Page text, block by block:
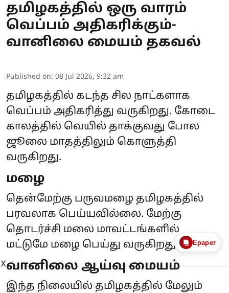
தமிழகத்தில் ஒரு வாரம்
வெப்பம் அதிகரிக்கும்-
வானிலை மையம் தகவல்
Published on: 08 Jul 2026, 9:32 am
தமிழகத்தில் கடந்த சில நாட்களாக
வெப்பம் அதிகரித்து வருகிறது. கோடை
காலத்தில் வெயில் தாக்குவது போல
ஜூலை மாதத்திலும் கொளுத்தி
வருகிறது.
மழை
தென்மேற்கு பருவமழை தமிழகத்தில்
பரவலாக பெய்யவில்லை. மேற்கு
தொடர்ச்சி மலை மாவட்டங்களில்
மட்டுமே மழை பெய்து வருகிறது.
வானிலை ஆய்வு மையம்
இந்த நிலையில் தமிழகத்தில் மேலும்
Epaper
X